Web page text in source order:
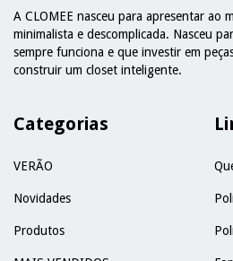
A CLOMEE nasceu para apresentar ao
minimalista e descomplicada. Nasceu
sempre funciona e que investir em
construir um closet inteligente.
Categorias
VERÃO
Novidades
Produtos